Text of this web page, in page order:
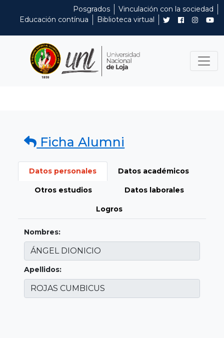
Posgrados
Vinculación con la sociedad
Educación contínua
Biblioteca virtual
Ficha Alumni
Datos personales Datos académicos
Otros estudios Datos laborales
Logros
Nombres:
Apellidos: